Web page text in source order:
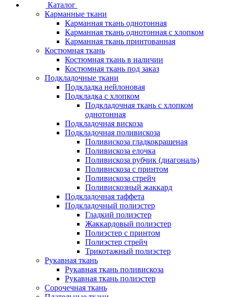
Каталог
Карманные ткани
Карманная ткань однотонная
Карманная ткань однотонная с хлопком
Карманная ткань принтованная
Костюмная ткань
Костюмная ткань в наличии
Костюмная ткань под заказ
Подкладочные ткани
Подкладка нейлоновая
Подкладка с хлопком
Подкладочная ткань с хлопком
однотонная
Подкладочная вискоза
Подкладочная поливискоза
Поливискоза гладкокрашеная
Поливискоза елочка
Поливискоза рубчик (диагональ)
Поливискоза с принтом
Поливискоза стрейч
Поливискозный жаккард
Подкладочная таффета
Подкладочный полиэстер
Гладкий полиэстер
Жаккардовый полиэстер
Полиэстер с принтом
Полиэстер стрейч
Трикотажный полиэстер
Рукавная ткань
Рукавная ткань поливискоза
Рукавная ткань полиэстер
Сорочечная ткань